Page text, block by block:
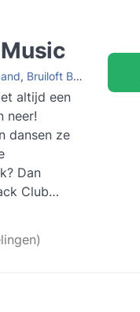
, Bruiloft Band Jazz
altijd een
neer!
dansen ze
Dan
Club